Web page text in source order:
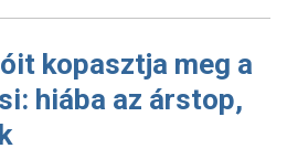
kopasztja meg a
hiába az árstop,